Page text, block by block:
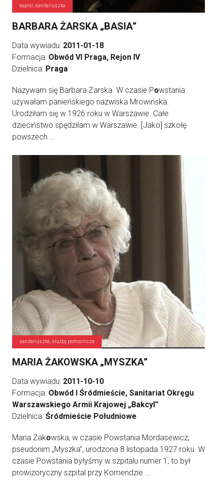
kapral, sanitariuszka
BARBARA ŻARSKA „BASIA”
Data wywiadu: 2011-01-18
Formacja: Obwód VI Praga, Rejon IV
Dzielnica: Praga
Nazywam się Barbara Żarska. W czasie Powstania
używałam panieńskiego nazwiska Mrowińska.
Urodziłam się w 1926 roku w Warszawie. Całe
dzieciństwo spędziłam w Warszawie. [Jako] szkołę
powszech ...
sanitariuszka, służby pomocnicze
MARIA ŻAKOWSKA „MYSZKA”
Data wywiadu: 2011-10-10
Formacja: Obwód I Śródmieście, Sanitariat Okręgu
Warszawskiego Armii Krajowej „Bakcyl”
Dzielnica: Śródmieście Południowe
Maria Żakowska, w czasie Powstania Mordasewicz,
pseudonim „Myszka”, urodzona 8 listopada 1927 roku. W
czasie Powstania byłyśmy w szpitalu numer 1, to był
prowizoryczny szpital przy Komendzie ...